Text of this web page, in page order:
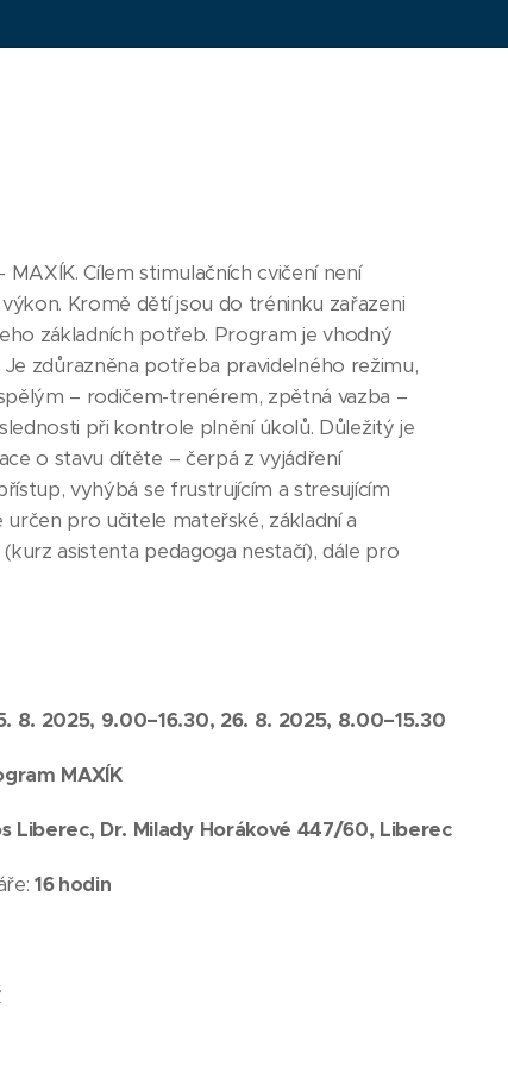
Cílem stimulačních cvičení není
Kromě dětí jsou do tréninku zařazeni
základních potřeb. Program je vhodný
Je zdůrazněna potřeba pravidelného režimu,
– rodičem-trenérem, zpětná vazba –
při kontrole plnění úkolů. Důležitý je
o stavu dítěte – čerpá z vyjádření
vyhýbá se frustrujícím a stresujícím
pro učitele mateřské, základní a
asistenta pedagoga nestačí), dále pro
8. 2025, 9.00–16.30, 26. 8. 2025, 8.00–15.30
MAXÍK
Liberec, Dr. Milady Horákové 447/60, Liberec
16hodin